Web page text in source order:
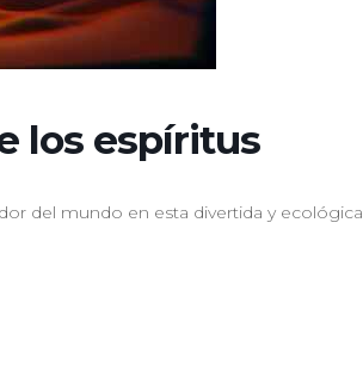
los espíritus
del mundo en esta divertida y ecológica